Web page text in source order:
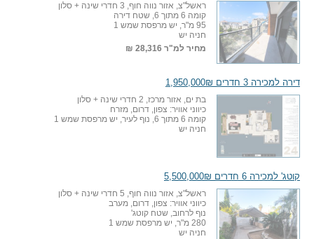
ראשל"צ, אזור נווה חוף, 3 חדרי שינה + סלון
קומה 6 מתוך 6, שטח דירה
95 מ"ר, יש מרפסת שמש 1
חניה יש
מחיר למ"ר 28,316 ₪
דירה למכירה 3 חדרים 1,950,000₪
בת ים, אזור מרכז, 2 חדרי שינה + סלון
כיווני אוויר: צפון, דרום, מזרח
קומה 6 מתוך 6, נוף לעיר, יש מרפסת שמש 1
חניה יש
קוטג' למכירה 6 חדרים 5,500,000₪
ראשל"צ, אזור נווה חוף, 5 חדרי שינה + סלון
כיווני אוויר: צפון, דרום, מערב
נוף לרחוב, שטח קוטג'
280 מ"ר, יש מרפסת שמש 1
חניה יש